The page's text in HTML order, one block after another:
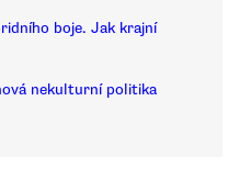
boje. Jak krajní
nekulturní politika